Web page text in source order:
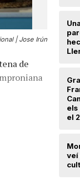
|Jose Irún
de
els
el
veí